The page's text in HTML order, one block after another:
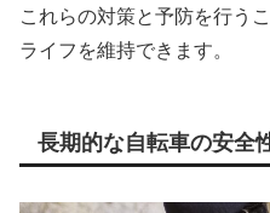
これらの対策と予防を行う
ライフを維持できます。
長期的な自転車の安全